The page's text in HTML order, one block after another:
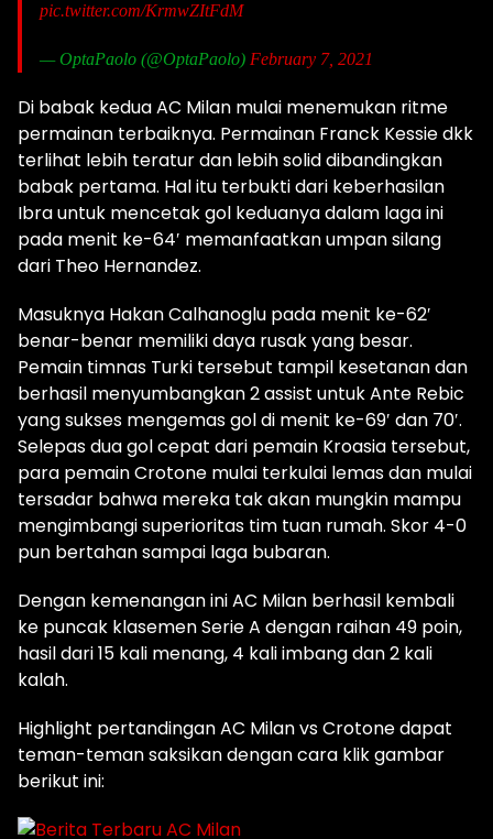
pic.twitter.com/KrmwZItFdM
— OptaPaolo (@OptaPaolo) February 7, 2021
Di babak kedua AC Milan mulai menemukan ritme
permainan terbaiknya. Permainan Franck Kessie dkk
terlihat lebih teratur dan lebih solid dibandingkan
babak pertama. Hal itu terbukti dari keberhasilan
Ibra untuk mencetak gol keduanya dalam laga ini
pada menit ke-64′ memanfaatkan umpan silang
dari Theo Hernandez.
Masuknya Hakan Calhanoglu pada menit ke-62′
benar-benar memiliki daya rusak yang besar.
Pemain timnas Turki tersebut tampil kesetanan dan
berhasil menyumbangkan 2 assist untuk Ante Rebic
yang sukses mengemas gol di menit ke-69′ dan 70′.
Selepas dua gol cepat dari pemain Kroasia tersebut,
para pemain Crotone mulai terkulai lemas dan mulai
tersadar bahwa mereka tak akan mungkin mampu
mengimbangi superioritas tim tuan rumah. Skor 4-0
pun bertahan sampai laga bubaran.
Dengan kemenangan ini AC Milan berhasil kembali
ke puncak klasemen Serie A dengan raihan 49 poin,
hasil dari 15 kali menang, 4 kali imbang dan 2 kali
kalah.
Highlight pertandingan AC Milan vs Crotone dapat
teman-teman saksikan dengan cara klik gambar
berikut ini: